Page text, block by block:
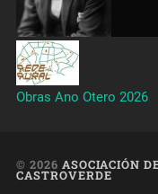
Obras Ano Otero 2026
© 2026 ASOCIACIÓN
CASTROVERDE